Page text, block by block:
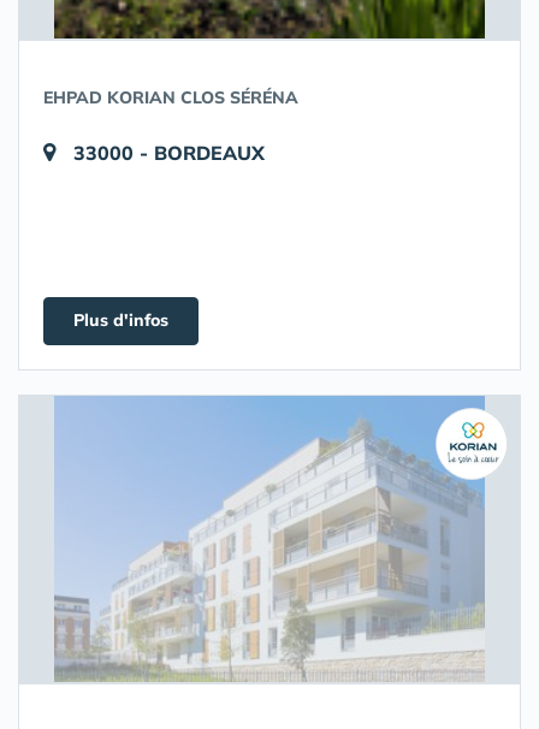
EHPAD KORIAN CLOS SÉRÉNA
33000 - BORDEAUX
Plus d'infos